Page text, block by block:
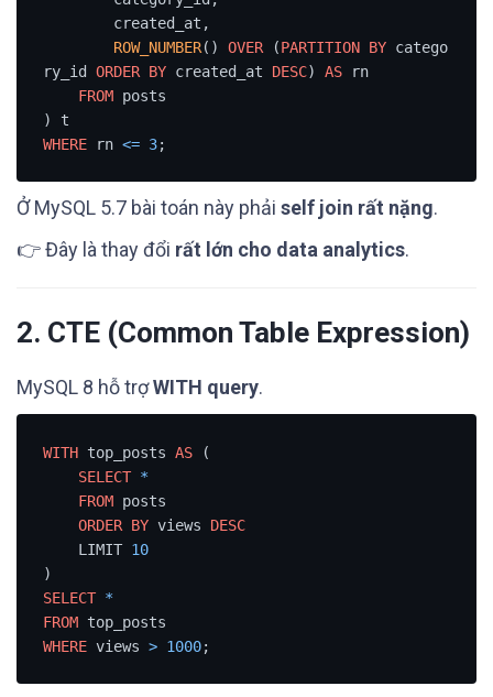
ROW_NUMBER() OVER (PARTITION BY catego
ry_id ORDER BY created_at DESC) AS rn
FROM posts
WHERE rn <= 3;
Ở MySQL 5.7 bài toán này phải self join rất nặng.
👉 Đây là thay đổi rất lớn cho data analytics.
2. CTE (Common Table Expression)
MySQL 8 hỗ trợWITH query.
WITH top_posts AS (
SELECT *
FROM posts
ORDER BY views DESC
    LIMIT
10
SELECT *
FROM
WHERE views > 1000;